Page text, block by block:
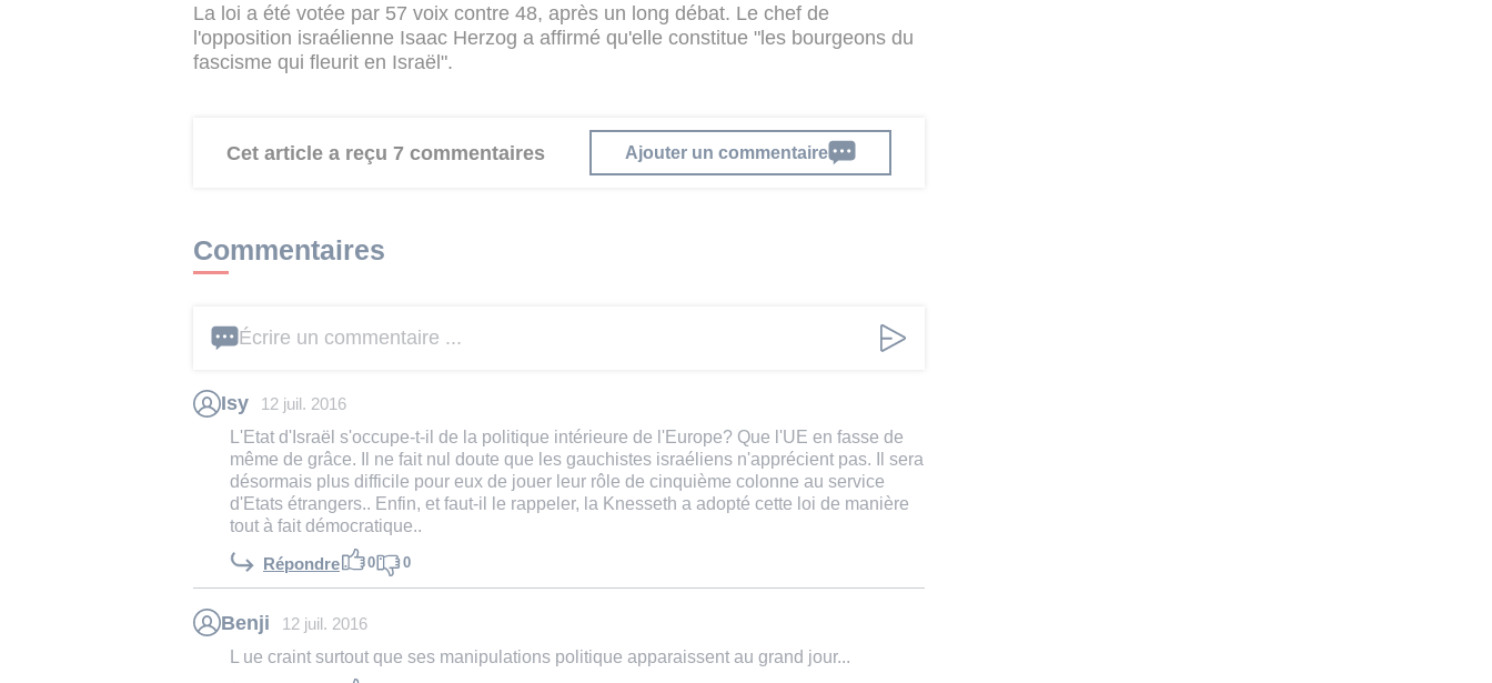
La loi a été votée par 57 voix contre 48, après un long débat. Le chef de
l'opposition israélienne Isaac Herzog a affirmé qu'elle constitue "les bourgeons du
fascisme qui fleurit en Israël".
Cet article a reçu 7 commentaires Ajouter un commentaire
Commentaires
Écrire un commentaire ...
Isy 12 juil. 2016
L'Etat d'Israël s'occupe-t-il de la politique intérieure de l'Europe? Que l'UE en fasse de
même de grâce. Il ne fait nul doute que les gauchistes israéliens n'apprécient pas. Il sera
désormais plus difficile pour eux de jouer leur rôle de cinquième colonne au service
d'Etats étrangers.. Enfin, et faut-il le rappeler, la Knesseth a adopté cette loi de manière
tout à fait démocratique..
Répondre 0 0
Benji 12 juil. 2016
L ue craint surtout que ses manipulations politique apparaissent au grand jour...